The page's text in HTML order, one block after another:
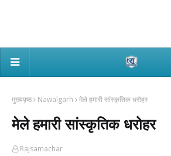
मुख्यपृष्ठ Nawalgarh मेले हमारी सांस्कृतिक धरोहर
मेले हमारी सांस्कृतिक धरोहर
Rajsamachar